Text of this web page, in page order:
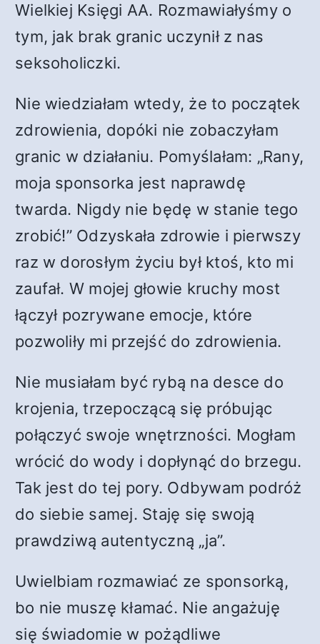
Wielkiej Księgi AA. Rozmawiałyśmy o
tym, jak brak granic uczynił z nas
seksoholiczki.
Nie wiedziałam wtedy, że to początek
zdrowienia, dopóki nie zobaczyłam
granic w działaniu. Pomyślałam: „Rany,
moja sponsorka jest naprawdę
twarda. Nigdy nie będę w stanie tego
zrobić!” Odzyskała zdrowie i pierwszy
raz w dorosłym życiu był ktoś, kto mi
zaufał. W mojej głowie kruchy most
łączył pozrywane emocje, które
pozwoliły mi przejść do zdrowienia.
Nie musiałam być rybą na desce do
krojenia, trzepoczącą się próbując
połączyć swoje wnętrzności. Mogłam
wrócić do wody i dopłynąć do brzegu.
Tak jest do tej pory. Odbywam podróż
do siebie samej. Staję się swoją
prawdziwą autentyczną „ja”.
Uwielbiam rozmawiać ze sponsorką,
bo nie muszę kłamać. Nie angażuję
się świadomie w pożądliwe